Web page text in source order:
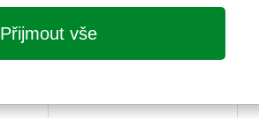
Přijmout vše